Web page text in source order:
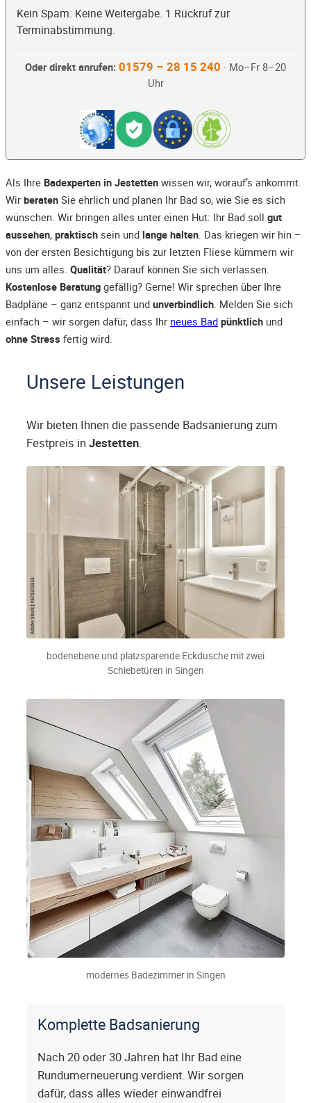
Kein Spam. Keine Weitergabe. 1 Rückruf zur
Terminabstimmung.
Oder direkt anrufen: 01579 – 28 15 240 · Mo–Fr 8–20
Uhr
Als Ihre Badexperten in Jestetten wissen wir, worauf’s ankommt.
Wir beraten Sie ehrlich und planen Ihr Bad so, wie Sie es sich
wünschen. Wir bringen alles unter einen Hut: Ihr Bad soll gut
aussehen, praktisch sein und lange halten. Das kriegen wir hin –
von der ersten Besichtigung bis zur letzten Fliese kümmern wir
uns um alles. Qualität? Darauf können Sie sich verlassen.
Kostenlose Beratung gefällig? Gerne! Wir sprechen über Ihre
Badpläne – ganz entspannt und unverbindlich. Melden Sie sich
einfach – wir sorgen dafür, dass Ihr neues Bad pünktlich und
ohne Stress fertig wird.
Unsere Leistungen
Wir bieten Ihnen die passende Badsanierung zum
Festpreis in Jestetten.
bodenebene und platzsparende Eckdusche mit zwei
Schiebetüren in Singen
modernes Badezimmer in Singen
Komplette Badsanierung
Nach 20 oder 30 Jahren hat Ihr Bad eine
Rundumerneuerung verdient. Wir sorgen
dafür, dass alles wieder einwandfrei